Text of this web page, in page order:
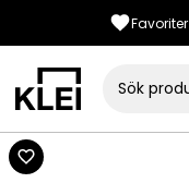
Favoriter